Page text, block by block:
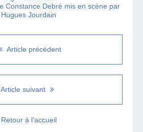
Article précédent
Article suivant
Retour à l'accueil